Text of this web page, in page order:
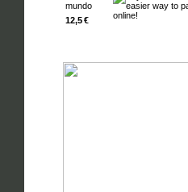
mundo
12,5 €